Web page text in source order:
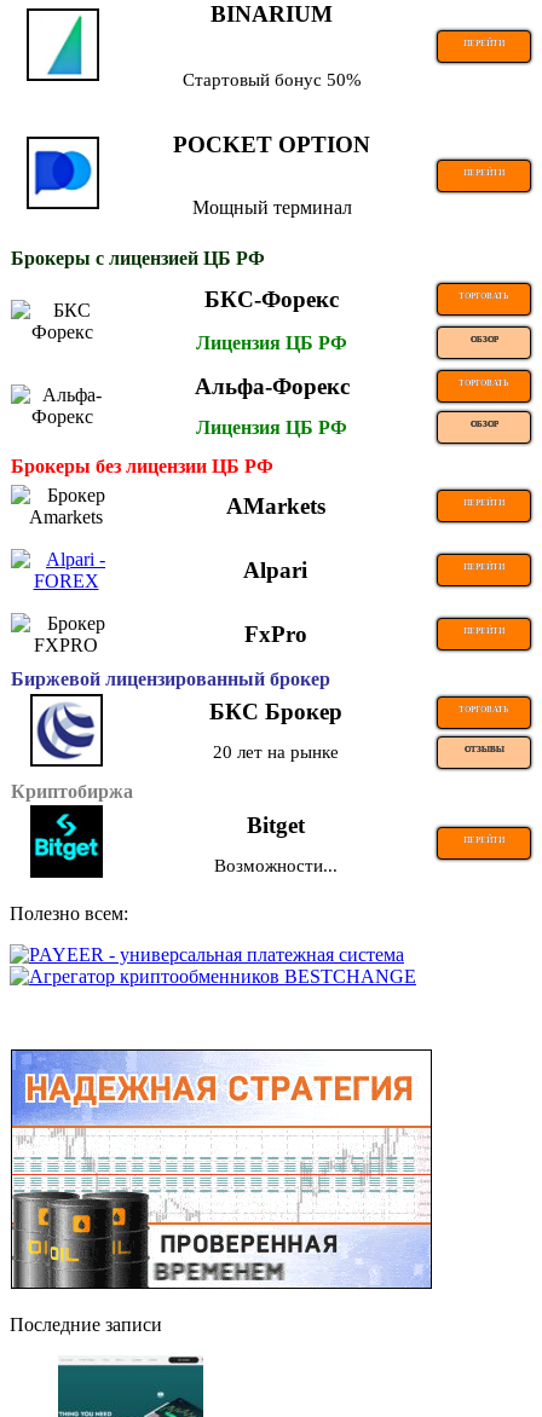
BINARIUM
ПЕРЕЙТИ
Стартовый бонус 50%
POCKET OPTION
ПЕРЕЙТИ
Мощный терминал
Брокеры с лицензией ЦБ РФ
БКС-Форекс ТОРГОВАТЬ
Лицензия ЦБ РФ ОБЗОР
Альфа-Форекс ТОРГОВАТЬ
Лицензия ЦБ РФ ОБЗОР
Брокеры без лицензии ЦБ РФ
AMarkets ПЕРЕЙТИ
Alpari ПЕРЕЙТИ
FxPro ПЕРЕЙТИ
Биржевой лицензированный брокер
БКС Брокер ТОРГОВАТЬ
20 лет на рынке ОТЗЫВЫ
Криптобиржа
Bitget
ПЕРЕЙТИ
Возможности...
Полезно всем:
Последние записи